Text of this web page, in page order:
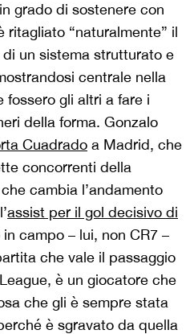
grado di sostenere con
ritagliato “naturalmente” il
un sistema strutturato e
centrale nella
fossero gli altri a fare i
della forma. Gonzalo
Cuadrado a Madrid, che
concorrenti della
cambia l’andamento
assist per il gol decisivo di
campo – lui, non CR7 –
che vale il passaggio
è un giocatore che
che gli è sempre stata
è sgravato da quella